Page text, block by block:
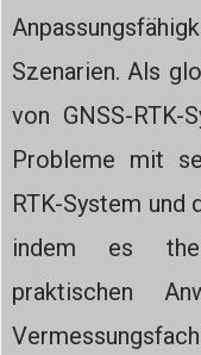
Szenarien. Als
von GNSS-
Probleme mit
RTK-System und
indem es
praktischen